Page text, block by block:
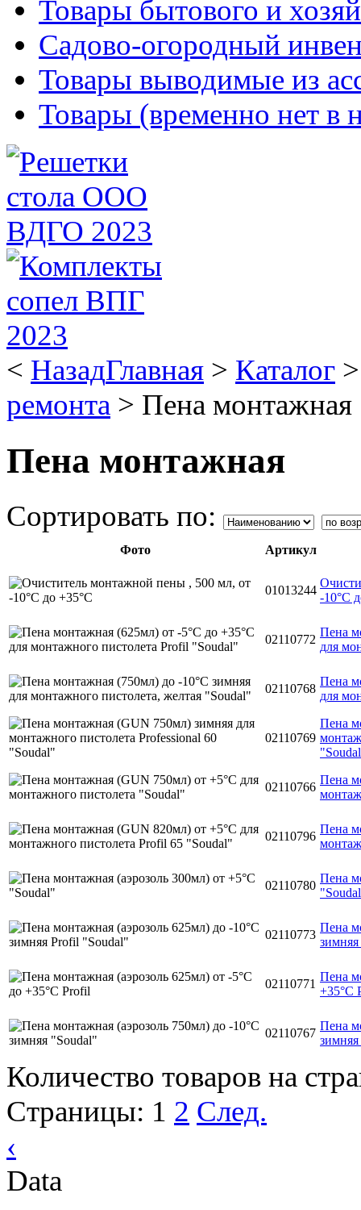
Товары бытового и
Садово-огородный
Товары выводимые из
Товары (временно нет в
< НазадГлавная > Каталог
ремонта > Пена монтажная
Пена монтажная
Сортировать по:
Фото Артикул
01013244
-10°C
02110772
Пена
для
02110768
Пена
для
02110769
Пена
02110766
Пена
02110796
Пена
02110780
Пена
02110773
Пена
02110771
Пена
+35°C
02110767
Пена
Количество товаров на
Страницы: 1 2 След.
‹
Data